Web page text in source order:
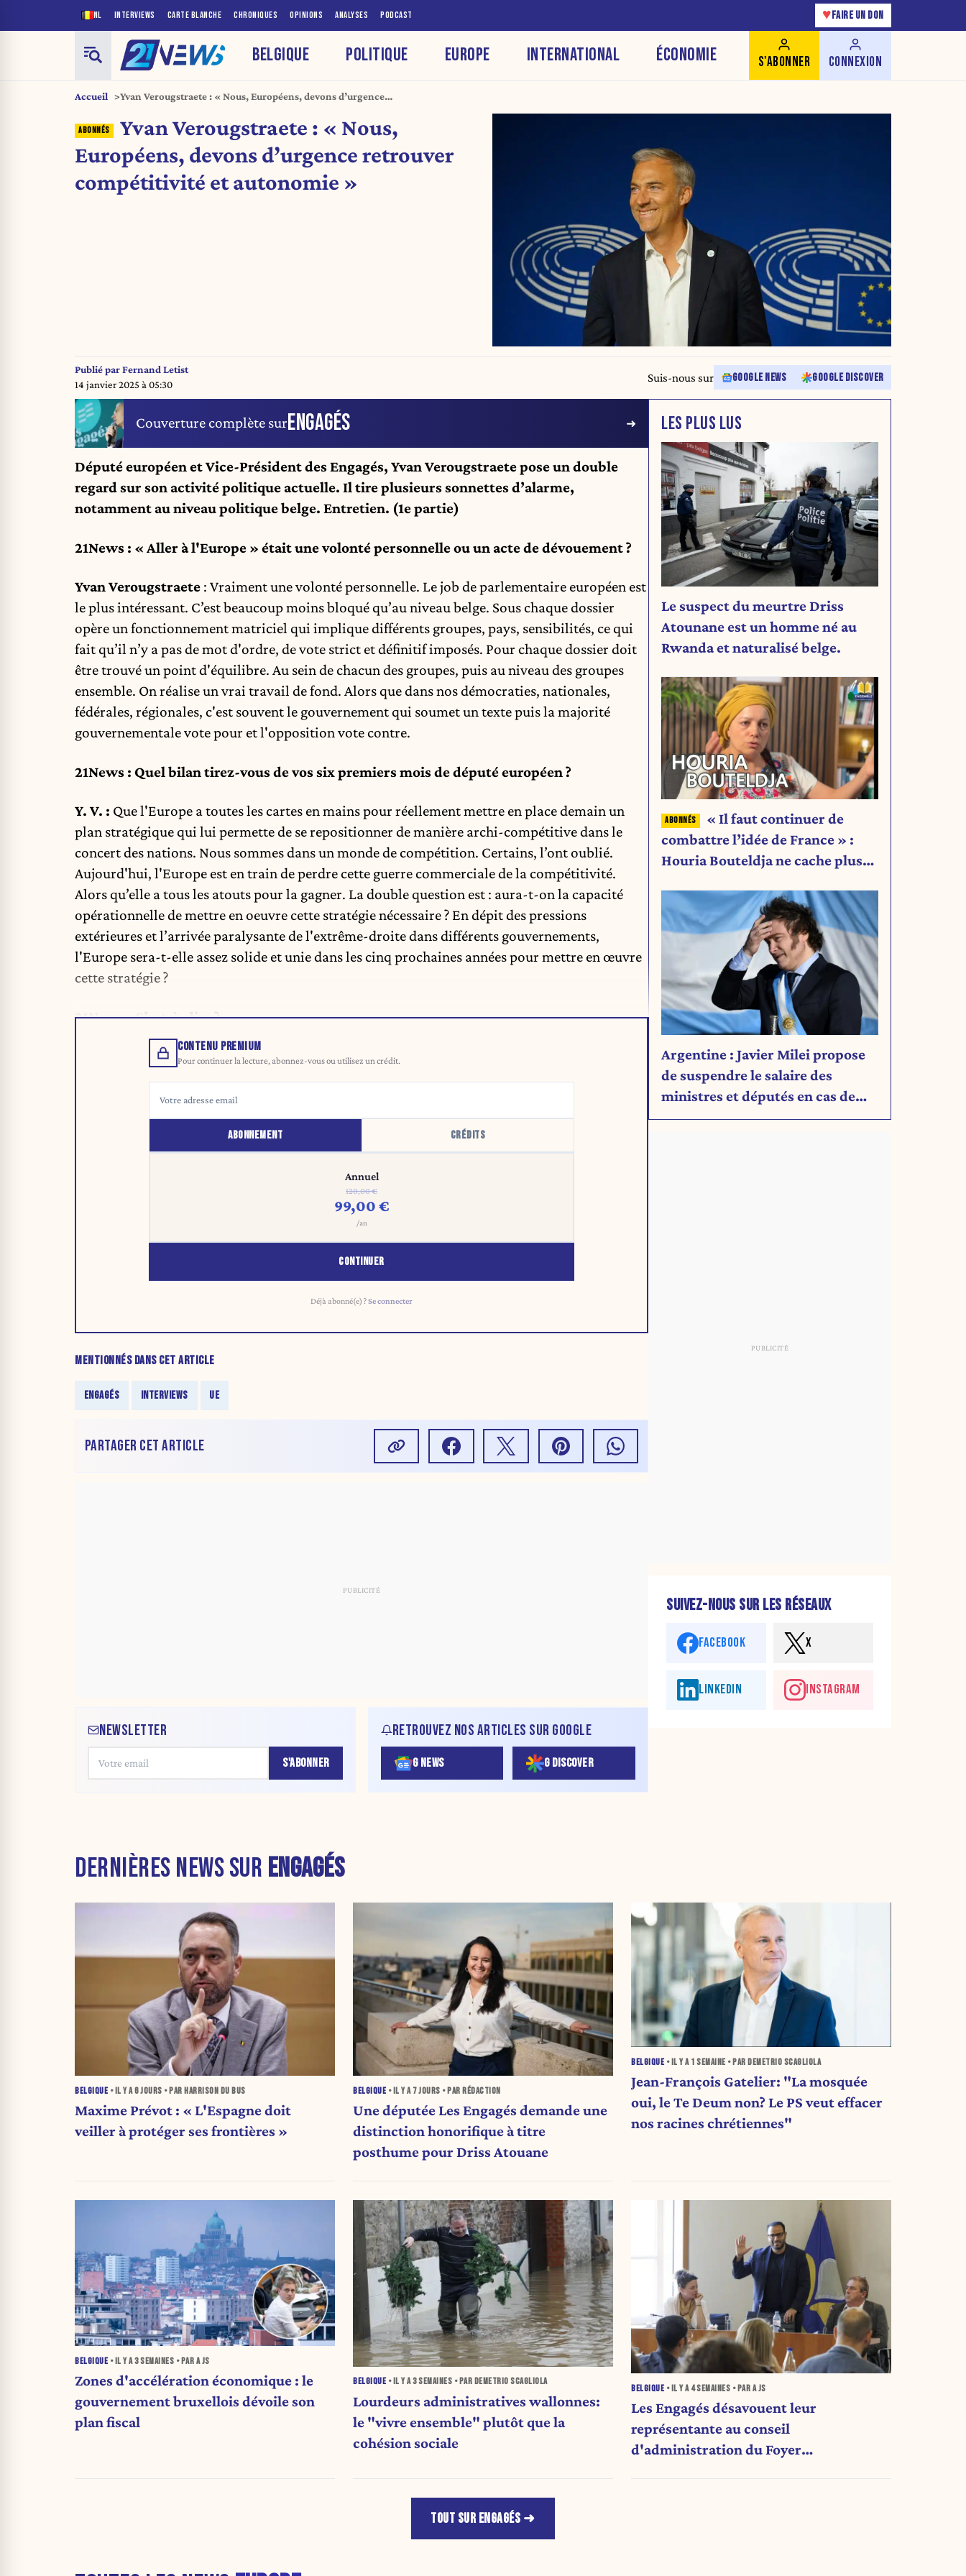
NL INTERVIEWS CARTE BLANCHE CHRONIQUES OPINIONS ANALYSES PODCAST ♥ FAIRE UN DON
BELGIQUE POLITIQUE EUROPE INTERNATIONAL ÉCONOMIE S'ABONNER CONNEXION
Accueil
Yvan Verougstraete : « Nous, Européens, devons d’urgence
Yvan Verougstraete : « Nous,
Européens, devons d’urgence retrouver
compétitivité et autonomie »
Publié parFernand Letist
14 janvier 2025 à 05:30
Suis-nous sur GOOGLE NEWS GOOGLE DISCOVER
Couverture complète surENGAGÉS
Député européen et Vice-Président des Engagés, Yvan Verougstraete pose un double
regard sur son activité politique actuelle. Il tire plusieurs sonnettes d’alarme,
notamment au niveau politique belge. Entretien. (1e partie)
21News : « Aller à l'Europe » était une volonté personnelle ou un acte de dévouement ?
Yvan Verougstraete : Vraiment une volonté personnelle. Le job de parlementaire européen est
le plus intéressant. C’est beaucoup moins bloqué qu’au niveau belge. Sous chaque dossier
opère un fonctionnement matriciel qui implique différents groupes, pays, sensibilités, ce qui
fait qu’il n’y a pas de mot d'ordre, de vote strict et définitif imposés. Pour chaque dossier doit
être trouvé un point d'équilibre. Au sein de chacun des groupes, puis au niveau des groupes
ensemble. On réalise un vrai travail de fond. Alors que dans nos démocraties, nationales,
fédérales, régionales, c'est souvent le gouvernement qui soumet un texte puis la majorité
gouvernementale vote pour et l'opposition vote contre.
21News : Quel bilan tirez-vous de vos six premiers mois de député européen ?
Y. V. : Que l'Europe a toutes les cartes en mains pour réellement mettre en place demain un
plan stratégique qui lui permette de se repositionner de manière archi-compétitive dans le
concert des nations. Nous sommes dans un monde de compétition. Certains, l’ont oublié.
Aujourd'hui, l'Europe est en train de perdre cette guerre commerciale de la compétitivité.
Alors qu’elle a tous les atouts pour la gagner. La double question est : aura-t-on la capacité
opérationnelle de mettre en oeuvre cette stratégie nécessaire ? En dépit des pressions
extérieures et l’arrivée paralysante de l'extrême-droite dans différents gouvernements,
l'Europe sera-t-elle assez solide et unie dans les cinq prochaines années pour mettre en œuvre
cette stratégie ?
21News : C’est-à-dire ?
CONTENU PREMIUM
Pour continuer la lecture, abonnez-vous ou utilisez un crédit.
ABONNEMENT CRÉDITS
Annuel
120,00 €
99,00 €
/an
CONTINUER
Déjà abonné(e) ?Se connecter
MENTIONNÉS DANS CET ARTICLE
ENGAGÉS INTERVIEWS UE
PARTAGER CET ARTICLE
NEWSLETTER
S'ABONNER
RETROUVEZ NOS ARTICLES SUR GOOGLE
G NEWS G DISCOVER
LES PLUS LUS
Le suspect du meurtre Driss
Atounane est un homme né au
Rwanda et naturalisé belge.
« Il faut continuer de
combattre l’idée de France » :
Houria Bouteldja ne cache plus
Argentine : Javier Milei propose
de suspendre le salaire des
ministres et députés en cas de
déficit budgétaire
SUIVEZ-NOUS SUR LES RÉSEAUX
FACEBOOK X
LINKEDIN INSTAGRAM
DERNIÈRES NEWS SUR ENGAGÉS
BELGIQUE • IL Y A6 JOURS • PAR HARRISON DU BUS
Maxime Prévot : « L'Espagne doit
veiller à protéger ses frontières »
BELGIQUE • IL Y A 7 JOURS • PAR RÉDACTION
Une députée Les Engagés demande une
distinction honorifique à titre
posthume pour Driss Atouane
BELGIQUE • IL Y A 1 SEMAINE • PAR DEMETRIO SCAGLIOLA
Jean-François Gatelier: "La mosquée
oui, le Te Deum non? Le PS veut effacer
nos racines chrétiennes"
BELGIQUE • IL Y A3 SEMAINES • PAR A JS
Zones d'accélération économique : le
gouvernement bruxellois dévoile son
plan fiscal
BELGIQUE • IL Y A3 SEMAINES • PAR DEMETRIO SCAGLIOLA
Lourdeurs administratives wallonnes:
le "vivre ensemble" plutôt que la
cohésion sociale
BELGIQUE • IL Y A 4 SEMAINES • PAR A JS
Les Engagés désavouent leur
représentante au conseil
d'administration du Foyer
TOUT SUR ENGAGÉS